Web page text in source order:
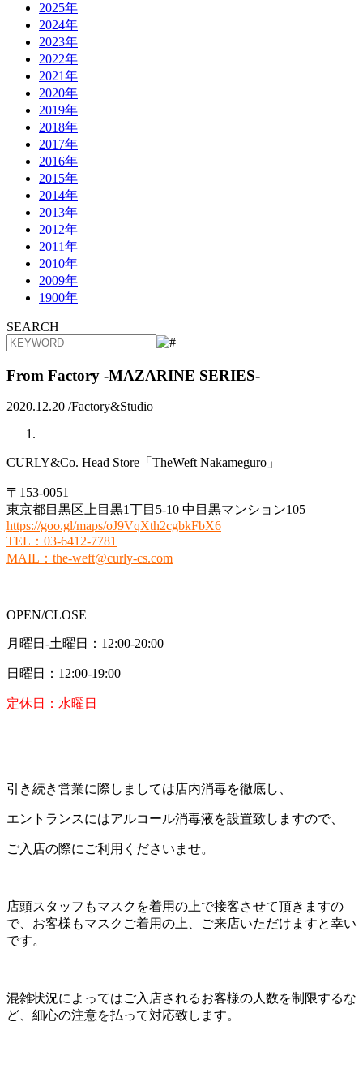
2025年
2024年
2023年
2022年
2021年
2020年
2019年
2018年
2017年
2016年
2015年
2014年
2013年
2012年
2011年
2010年
2009年
1900年
SEARCH
From Factory -MAZARINE SERIES-
2020.12.20 /Factory&Studio
CURLY&Co. Head Store「TheWeft Nakameguro」
〒153-0051
東京都目黒区上目黒1丁目5-10 中目黒マンション105
https://goo.gl/maps/oJ9VqXth2cgbkFbX6
TEL ： 03-6412-7781
MAIL ： the-weft@curly-cs.com
OPEN/CLOSE
月曜日-土曜日：12:00-20:00
日曜日：12:00-19:00
定休日：水曜日
引き続き営業に際しましては店内消毒を徹底し、
エントランスにはアルコール消毒液を設置致しますので、
ご入店の際にご利用くださいませ。
店頭スタッフもマスクを着用の上で接客させて頂きますの
で、お客様もマスクご着用の上、ご来店いただけますと幸い
です。
混雑状況によってはご入店されるお客様の人数を制限するな
ど、細心の注意を払って対応致します。